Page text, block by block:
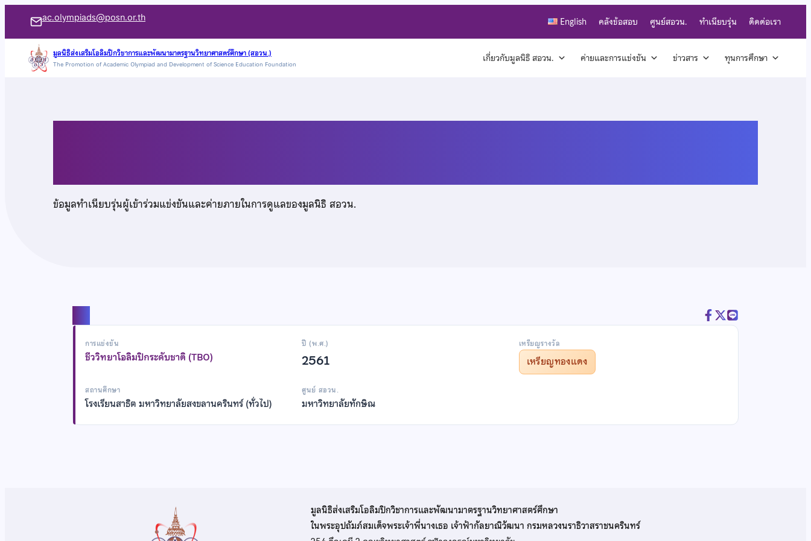
เนื้อหา
ac.olympiads@posn.or.th English คลังข้อสอบ ศูนย์สอวน. ทำเนียบรุ่น ติดต่อเรา
มูลนิธิส่งเสริมโอลิมปิกวิชาการและพัฒนามาตรฐานวิทยาศาสตร์ศึกษา (สอวน.)
The Promotion of Academic Olympiad and Development of Science Education Foundation เกี่ยวกับมูลนิธิ สอวน. ค่ายและการแข่งขัน ข่าวสาร ทุนการศึกษา
ข้อมูลทำเนียบรุ่นผู้เข้าร่วมแข่งขันและค่ายภายในการดูแลของมูลนิธิ สอวน.
การแข่งขัน
ชีววิทยาโอลิมปิกระดับชาติ (TBO)
ปี (พ.ศ.)
2561
เหรียญรางวัล
เหรียญทองแดง
สถานศึกษา
โรงเรียนสาธิต มหาวิทยาลัยสงขลานครินทร์ (ทั่วไป)
ศูนย์ สอวน.
มหาวิทยาลัยทักษิณ
มูลนิธิส่งเสริมโอลิมปิกวิชาการและพัฒนามาตรฐานวิทยาศาสตร์ศึกษา
ในพระอุปถัมภ์สมเด็จพระเจ้าพี่นางเธอ เจ้าฟ้ากัลยาณิวัฒนา กรมหลวงนราธิวาสราชนครินทร์